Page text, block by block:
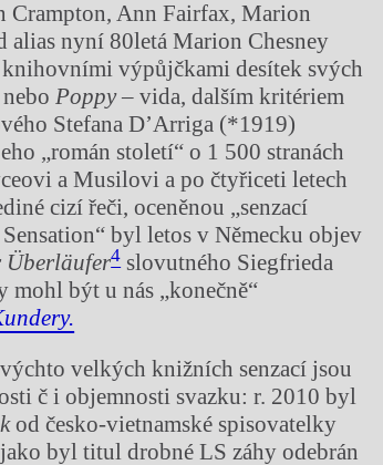
Crampton, Ann Fairfax, Marion
alias nyní 80letá Marion Chesney
výpůjčkami desítek svých
nebo Poppy– vida, dalším kritériem
Stefana D’Arriga (*1919)
„román století“ o 1 500 stranách
a Musilovi a po čtyřiceti letech
cizí řeči, oceněnou „senzací
byl letos v Německu objev
Überläufer4slovutného Siegfrieda
mohl být u nás „konečně“
velkých knižních senzací jsou
č i objemnosti svazku: r. 2010 byl
od česko-vietnamské spisovatelky
byl titul drobné LS záhy odebrán